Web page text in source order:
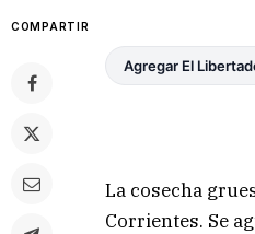
COMPARTIR
Agregar El
La cosecha
Corrientes. Se